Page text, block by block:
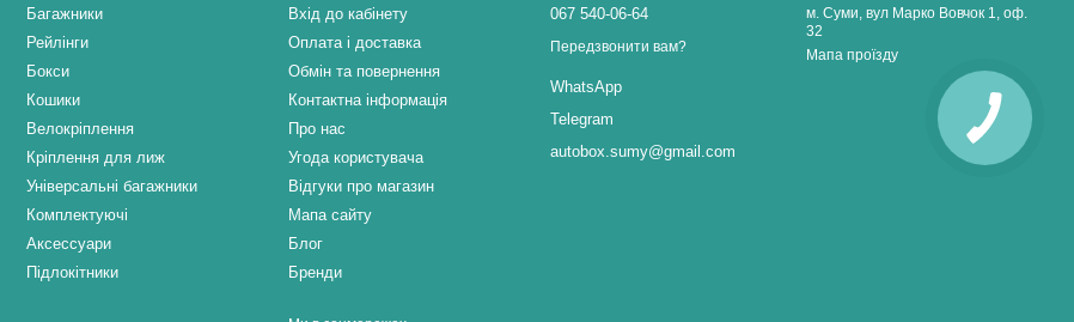
Багажники
Рейлінги
Бокси
Кошики
Велокріплення
Кріплення для лиж
Універсальні багажники
Комплектуючі
Аксессуари
Підлокітники
Вхід до кабінету
Оплата і доставка
Обмін та повернення
Контактна інформація
Про нас
Угода користувача
Відгуки про магазин
Мапа сайту
Блог
Бренди
067 540-06-64
Передзвонити вам?
WhatsApp
Telegram
autobox.sumy@gmail.com
м. Суми, вул Марко Вовчок 1, оф.
32
Мапа проїзду